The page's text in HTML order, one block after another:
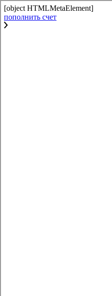
[object HTMLMetaElement]
пополнить счет